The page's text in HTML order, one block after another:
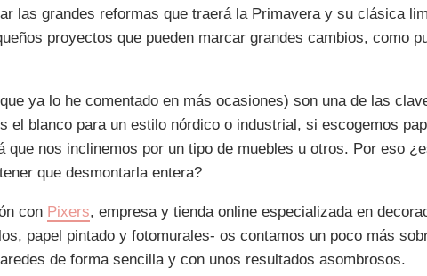
las grandes reformas que traerá la Primavera y su clásica
proyectos que pueden marcar grandes cambios, como
ya lo he comentado en más ocasiones) son una de las
el blanco para un estilo nórdico o industrial, si escogemos
nos inclinemos por un tipo de muebles u otros. Por eso
que desmontarla entera?
con Pixers, empresa y tienda online especializada en
papel pintado y fotomurales- os contamos un poco más
de forma sencilla y con unos resultados asombrosos.